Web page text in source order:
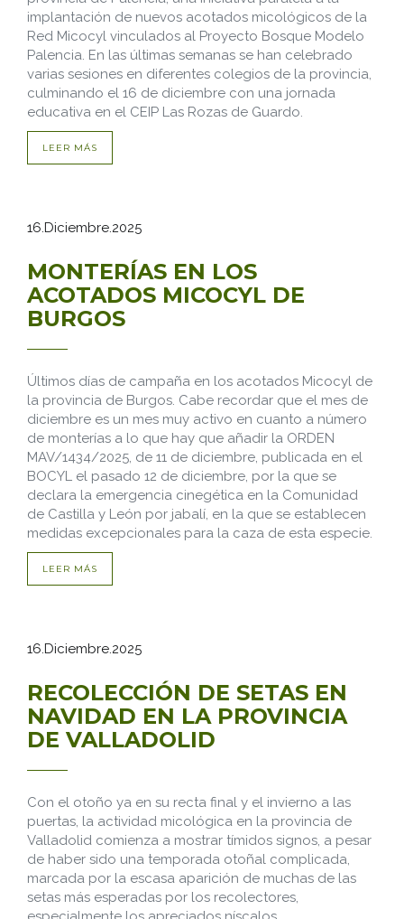
implantación de nuevos acotados micológicos de la
Red Micocyl vinculados al Proyecto Bosque Modelo
Palencia. En las últimas semanas se han celebrado
varias sesiones en diferentes colegios de la provincia,
culminando el 16 de diciembre con una jornada
educativa en el CEIP Las Rozas de Guardo.
LEER MÁS
16.Diciembre.2025
MONTERÍAS EN LOS
ACOTADOS MICOCYL DE
BURGOS
Últimos días de campaña en los acotados Micocyl de
la provincia de Burgos. Cabe recordar que el mes de
diciembre es un mes muy activo en cuanto a número
de monterías a lo que hay que añadir la ORDEN
MAV/1434/2025, de 11 de diciembre, publicada en el
BOCYL el pasado 12 de diciembre, por la que se
declara la emergencia cinegética en la Comunidad
de Castilla y León por jabalí, en la que se establecen
medidas excepcionales para la caza de esta especie.
LEER MÁS
16.Diciembre.2025
RECOLECCIÓN DE SETAS EN
NAVIDAD EN LA PROVINCIA
DE VALLADOLID
Con el otoño ya en su recta final y el invierno a las
puertas, la actividad micológica en la provincia de
Valladolid comienza a mostrar tímidos signos, a pesar
de haber sido una temporada otoñal complicada,
marcada por la escasa aparición de muchas de las
setas más esperadas por los recolectores,